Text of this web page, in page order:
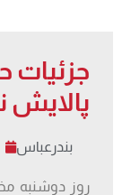
جزئیات
پالایش
بندرعباس
روز دوشنبه